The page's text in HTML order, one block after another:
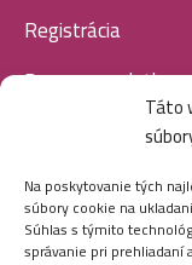
Táto
Na poskytovanie tých
súbory cookie na
Súhlas s týmito
správanie pri prehliadaní
Registrácia
Doprava a platba
SOCIÁLNE SIETE